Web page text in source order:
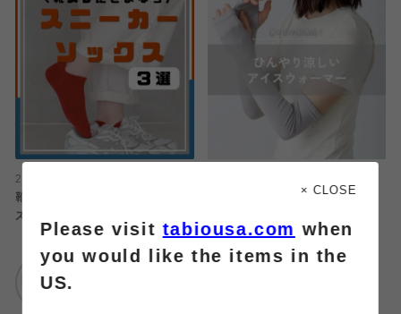
2026.07.28
靴ズレさよなら👋スニーカーソック
ス3選
靴下屋
メイワン浜松店
× CLOSE
Please visittabiousa.com when
you would like the items in the
US.